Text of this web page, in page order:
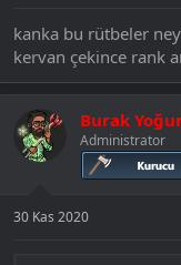
kanka bu rütbeler
kervan çekince rank
Burak
Administrator
30 Kas 2020